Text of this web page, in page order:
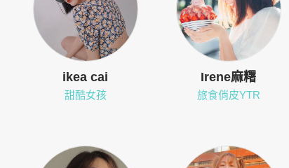
ikea cai
甜酷女孩
Irene麻糬
旅食俏皮YTR